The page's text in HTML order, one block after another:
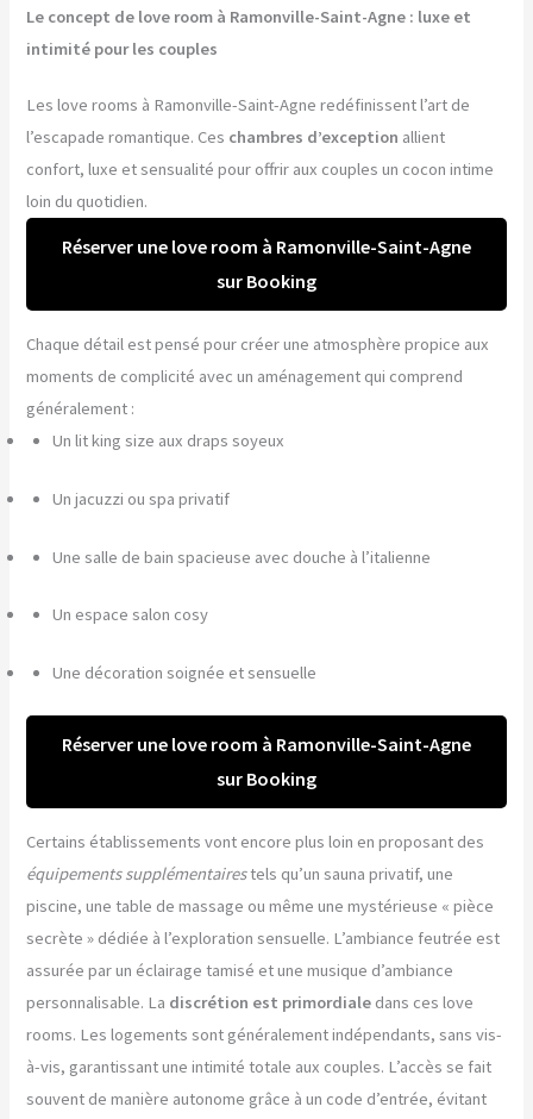
Le concept de love room à Ramonville-Saint-Agne : luxe et
intimité pour les couples
Les love rooms à Ramonville-Saint-Agne redéfinissent l’art de
l’escapade romantique. Ces chambres d’exception allient
confort, luxe et sensualité pour offrir aux couples un cocon intime
loin du quotidien.
Réserver une love room à Ramonville-Saint-Agne
sur Booking
Chaque détail est pensé pour créer une atmosphère propice aux
moments de complicité avec un aménagement qui comprend
généralement :
Un lit king size aux draps soyeux
Un jacuzzi ou spa privatif
Une salle de bain spacieuse avec douche à l’italienne
Un espace salon cosy
Une décoration soignée et sensuelle
Réserver une love room à Ramonville-Saint-Agne
sur Booking
Certains établissements vont encore plus loin en proposant des
équipements supplémentairestels qu’un sauna privatif, une
piscine, une table de massage ou même une mystérieuse « pièce
secrète » dédiée à l’exploration sensuelle. L’ambiance feutrée est
assurée par un éclairage tamisé et une musique d’ambiance
personnalisable. La discrétion est primordiale dans ces love
rooms. Les logements sont généralement indépendants, sans vis-
à-vis, garantissant une intimité totale aux couples. L’accès se fait
souvent de manière autonome grâce à un code d’entrée, évitant